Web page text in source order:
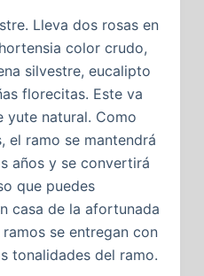
Lleva dos rosas en
color crudo,
silvestre, eucalipto
florecitas. Este va
yute natural. Como
el ramo se mantendrá
años y se convertirá
que puedes
casa de la afortunada
se entregan con
tonalidades del ramo.